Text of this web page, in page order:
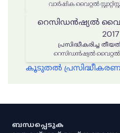
റെസിഡൻഷ്യൽ
2017
പ്രസിദ്ധീകരിച്ച
റെസിഡൻഷ്യൽ വൈറ്റൽ
കൂടുതൽ
ബന്ധപ്പെടുക